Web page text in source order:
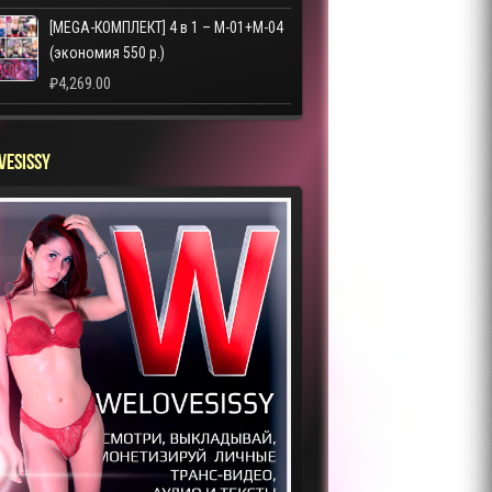
[MEGA-КОМПЛЕКТ] 4 в 1 – M-01+M-04
(экономия 550 р.)
₽4,269.00